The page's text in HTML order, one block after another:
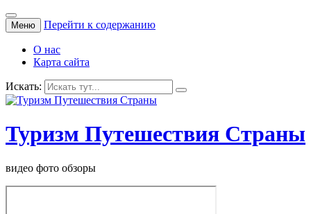
Меню Перейти к содержанию
О нас
Карта сайта
Искать:
Туризм Путешествия Страны
видео фото обзоры